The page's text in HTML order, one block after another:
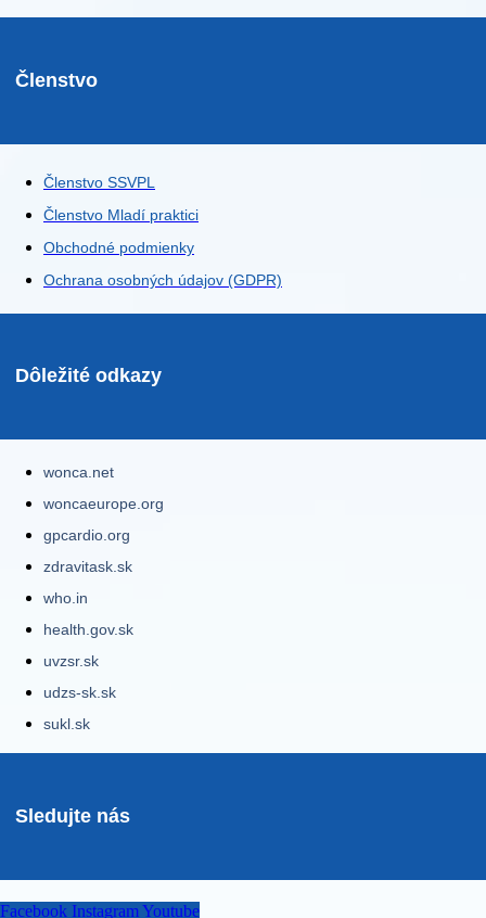
Členstvo
Členstvo SSVPL
Členstvo Mladí praktici
Obchodné podmienky
Ochrana osobných údajov (GDPR)
Dôležité odkazy
wonca.net
woncaeurope.org
gpcardio.org
zdravitask.sk
who.in
health.gov.sk
uvzsr.sk
udzs-sk.sk
sukl.sk
Sledujte nás
Facebook Instagram Youtube